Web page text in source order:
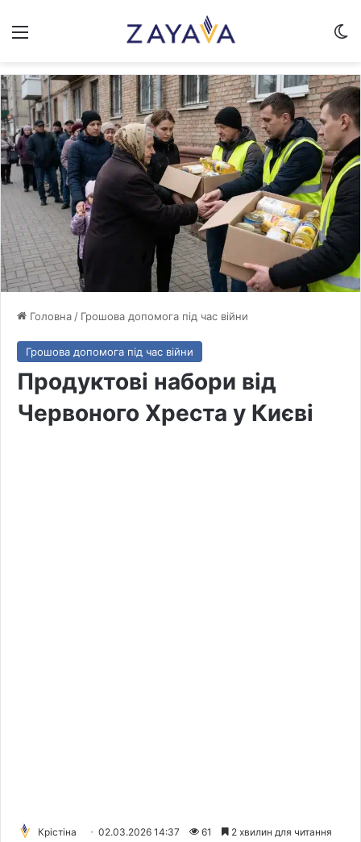
Меню
Головна / Грошова допомога під час війни
Грошова допомога під час війни
Продуктові набори від
Червоного Хреста у Києві
Крістіна 02.03.2026 14:37 61 2 хвилин для читання